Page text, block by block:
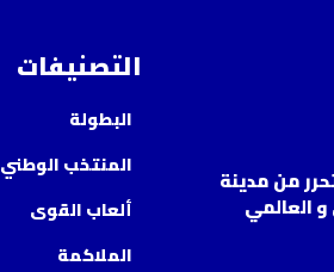
من مدينة
و العالمي
التصنيفات
البطولة
المنتخب الوطني
ألعاب القوى
الملاكمة